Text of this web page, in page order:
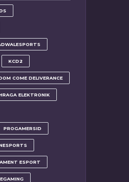
KCD2
COME DELIVERANCE
ELEKTRONIK
PROGAMERSID
ESPORT